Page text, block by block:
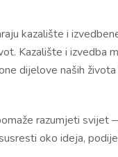
kazalište i
Kazalište i izvedba
dijelove naših
razumjeti
oko ideja,